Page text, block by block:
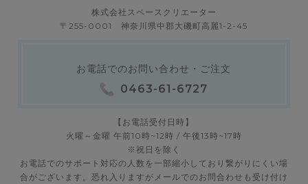
株式会社スペースクリエーター
〒255-0001 神奈川県中郡大磯町高麗1-2-45
お電話でのお問い合わせ・ご注文
0463-61-6727
【お電話受付日時】
火曜～金曜 午前10時~12時 / 午後13時~17時
※祝日を除く
お電話でのサポート対応の人数を一部縮小しており繋がりにくい場
合がございます。恐れ入りますがメールでのお問合わせも受け付け